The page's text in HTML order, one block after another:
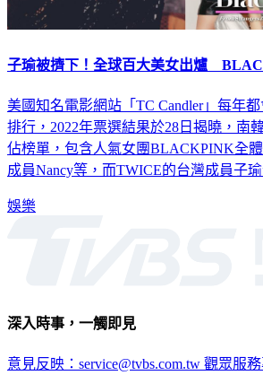
子瑜被擠下！全球百大美女出爐
美國知名電影網站「TC Candler」每年
排行，2022年票選結果於28日揭曉，南
佔榜單，包含人氣女團BLACKPINK全
成員Nancy等，而TWICE的台灣成員子
娛樂
深入時事，一觸即見
意見反映：service@tvbs.com.tw 觀眾服務